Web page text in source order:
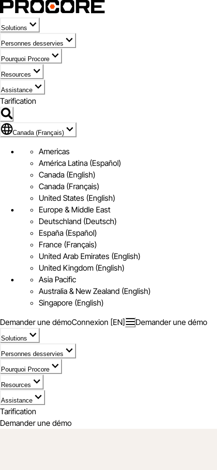
Solutions
Personnes desservies
Pourquoi Procore
Resources
Assistance
Tarification
Pavillon de Canada (Français)
Canada (Français)
Americas
América Latina (Español)
Canada (English)
Canada (Français)
United States (English)
Europe & Middle East
Deutschland (Deutsch)
España (Español)
France (Français)
United Arab Emirates (English)
United Kingdom (English)
Asia Pacific
Australia & New Zealand (English)
Singapore (English)
Demander une démoConnexion [EN] Demander une démo
Solutions
Personnes desservies
Pourquoi Procore
Resources
Assistance
Tarification
Demander une démo